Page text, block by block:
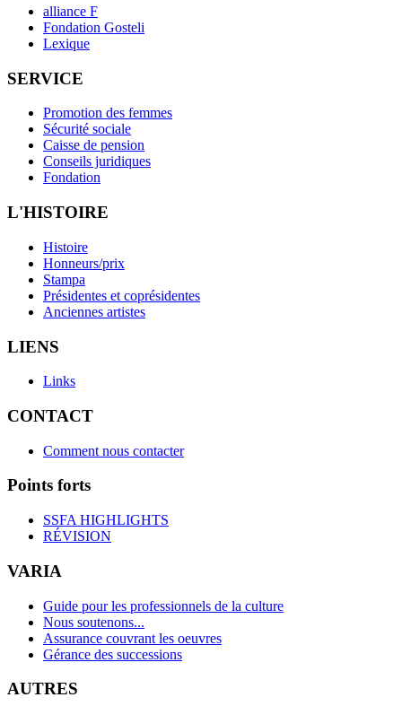
alliance F
Fondation Gosteli
Lexique
SERVICE
Promotion des femmes
Sécurité sociale
Caisse de pension
Conseils juridiques
Fondation
L'HISTOIRE
Histoire
Honneurs/prix
Stampa
Présidentes et coprésidentes
Anciennes artistes
LIENS
Links
CONTACT
Comment nous contacter
Points forts
SSFA HIGHLIGHTS
RÉVISION
VARIA
Guide pour les professionnels de la culture
Nous soutenons...
Assurance couvrant les oeuvres
Gérance des successions
AUTRES